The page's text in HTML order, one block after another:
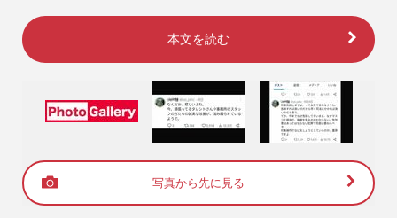
本文を読む
写真から先に見る